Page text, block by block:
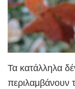
Τα κατάλληλα
περιλαμβάνουν